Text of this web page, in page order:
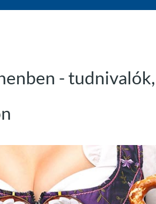
- tudnivalók,